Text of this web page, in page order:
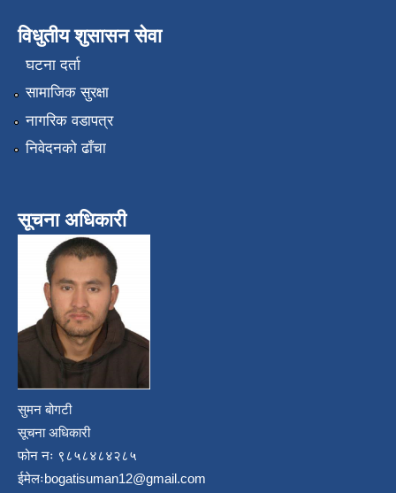
विधुतीय शुसासन सेवा
घटना दर्ता
सामाजिक सुरक्षा
नागरिक वडापत्र
निवेदनको ढाँचा
सूचना अधिकारी
सुमन बोगटी
सूचना अधिकारी
फोन नः ९८५८४८४२८५
ईमेलःbogatisuman12@gmail.com